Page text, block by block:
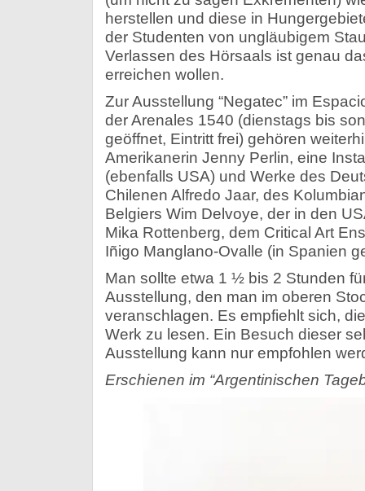
herstellen und diese in
der Studenten von ungläubigem
Verlassen des Hörsaals ist genau
erreichen wollen.
Zur Ausstellung “Negatec” im
der Arenales 1540 (dienstags bis
geöffnet, Eintritt frei) gehören
Amerikanerin Jenny Perlin, eine
(ebenfalls USA) und Werke des
Chilenen Alfredo Jaar, des
Belgiers Wim Delvoye, der in den
Mika Rottenberg, dem Critical Art
Iñigo Manglano-Ovalle (in Spanien
Man sollte etwa 1 ½ bis 2 Stunden
Ausstellung, den man im oberen
veranschlagen. Es empfiehlt sich,
Werk zu lesen. Ein Besuch dieser
Ausstellung kann nur empfohlen
Erschienen im “Argentinischen